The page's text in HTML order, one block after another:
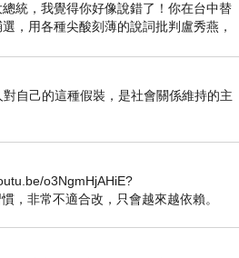
統，我覺得你好像說錯了！你在台中替
，用各種尖酸刻薄的說詞批判盧秀燕，
意度輸給陳其邁，甚至還說盧
自己的這種假裝，是社會關係維持的主
o3NgmHjAHiE?
，非常不適合改，只會越來越依賴。